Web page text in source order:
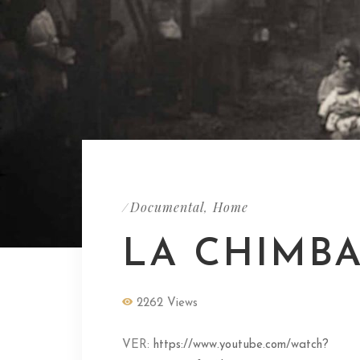
/ Documental, Home
LA
2262 Views
VER: https://www.youtube.com/watch?